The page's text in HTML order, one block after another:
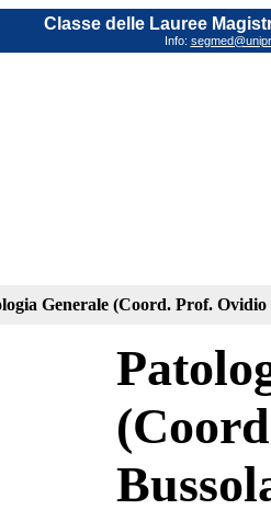
Classe delle Lauree
Info:
Generale (Coord. Prof. Ovidio